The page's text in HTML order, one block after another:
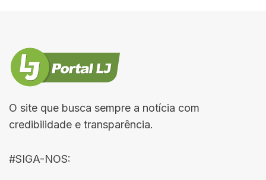
O site que busca sempre a notícia com
credibilidade e transparência.
#SIGA-NOS: